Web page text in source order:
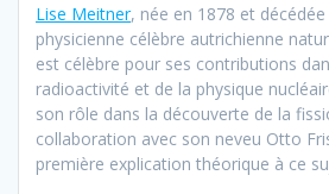
Lise Meitner, née en 1878 et
physicienne célèbre autrichienne
est célèbre pour ses contributions
radioactivité et de la physique
son rôle dans la découverte de la
collaboration avec son neveu Otto
première explication théorique à ce